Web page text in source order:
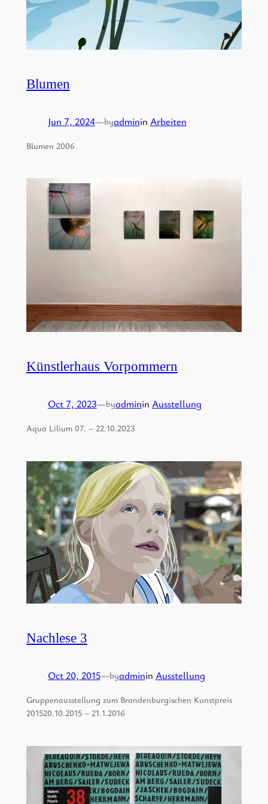
Blumen
Jun 7, 2024—byadminin Arbeiten
Blumen 2006
Künstlerhaus Vorpommern
Oct 7, 2023—byadminin Ausstellung
Aqua Lilium 07. – 22.10.2023
Nachlese 3
Oct 20, 2015—byadminin Ausstellung
Gruppenausstellung zum Brandenburgischen Kunstpreis
201520.10.2015 – 21.1.2016